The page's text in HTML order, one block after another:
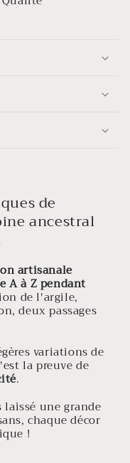
de
ancestral
artisanale
A à Z pendant
de l'argile,
deux passages
variations de
la preuve de
.
laissé une grande
chaque décor
!